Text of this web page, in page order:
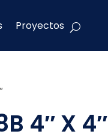
Proyectos
4″ X 4″